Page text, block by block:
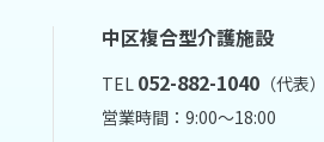
中区複合型介護施設
TEL 052-882-1040 （代表）
営業時間：9:00～18:00